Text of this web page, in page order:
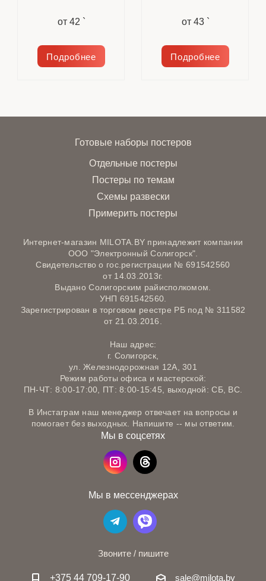
от 42 `
Подробнее
от 43 `
Подробнее
Готовые наборы постеров
Отдельные постеры
Постеры по темам
Схемы развески
Примерить постеры
Интернет-магазин MILOTA.BY принадлежит компании
ООО "Электронный Солигорск".
Свидетельство о гос.регистрации № 691542560
от 14.03.2013г.
Выдано Солигорским райисполкомом.
УНП 691542560.
Зарегистрирован в торговом реестре РБ под № 311582
от 21.03.2016.
Наш адрес:
г. Солигорск,
ул. Железнодорожная 12А, 301
Режим работы офиса и мастерской:
ПН-ЧТ: 8:00-17:00, ПТ: 8:00-15:45, выходной: СБ, ВС.
В Инстаграм наш менеджер отвечает на вопросы и
помогает без выходных. Напишите -- мы ответим.
Мы в соцсетях
Мы в мессенджерах
Звоните / пишите
+375 44 709-17-90 sale@milota.by